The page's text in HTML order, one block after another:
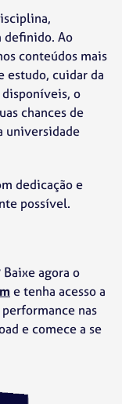
definido. Ao
conteúdos mais
estudo, cuidar da
o
chances de
universidade
dedicação e
possível.
Baixe agora o
e tenha acesso a
nas
e comece a se